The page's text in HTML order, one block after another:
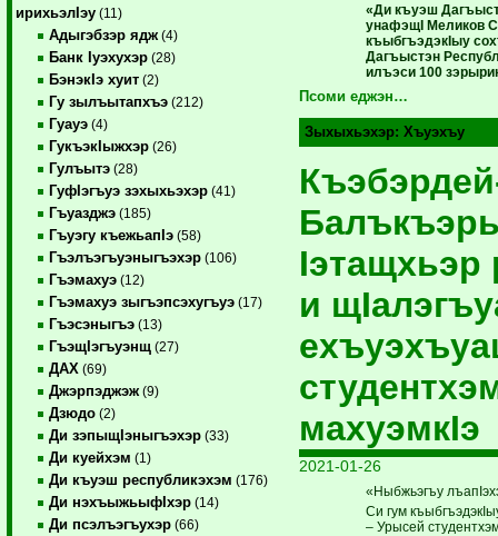
ирихьэлIэу (11)
Адыгэбзэр ядж (4)
Банк Iуэхухэр (28)
БэнэкIэ хуит (2)
Гу зылъытапхъэ (212)
Гуауэ (4)
ГукъэкIыжхэр (26)
Гулъытэ (28)
ГуфIэгъуэ зэхыхьэхэр (41)
Гъуазджэ (185)
Гъуэгу къежьапIэ (58)
Гъэлъэгъуэныгъэхэр (106)
Гъэмахуэ (12)
Гъэмахуэ зыгъэпсэхугъуэ (17)
Гъэсэныгъэ (13)
ГъэщIэгъуэнщ (27)
ДАХ (69)
Джэрпэджэж (9)
Дзюдо (2)
Ди зэпыщIэныгъэхэр (33)
Ди куейхэм (1)
Ди къуэш республикэхэм (176)
Ди нэхъыжьыфIхэр (14)
Ди псэлъэгъухэр (66)
«Ди къуэш
унафэщI Меликов
къыбгъэдэкIыу
Дагъыстэн
илъэси 100
Псоми еджэн…
Зыхыхьэхэр:Хъуэхъу
Iэтащхьэр
и
махуэмкIэ
2021-01-26
«Ныбжьэгъу
Си гум
– Урысей